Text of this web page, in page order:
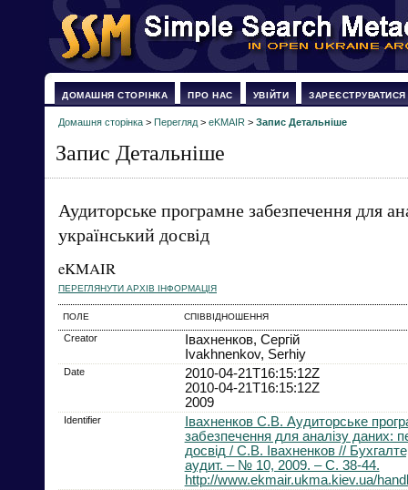
ДОМАШНЯ СТОРІНКА ПРО НАС УВІЙТИ ЗАРЕЄСТРУВАТИСЯ
Домашня сторінка > Перегляд > eKMAIR > Запис Детальніше
Запис Детальніше
Аудиторське програмне забезпечення для
український досвід
eKMAIR
ПЕРЕГЛЯНУТИ АРХІВ ІНФОРМАЦІЯ
ПОЛЕ СПІВВІДНОШЕННЯ
Creator
Івахненков, Сергій
Ivakhnenkov, Serhiy
Date
2010-04-21T16:15:12Z
2010-04-21T16:15:12Z
2009
Identifier
Івахненков С.В. Аудиторське
забезпечення для аналізу даних:
досвід / С.В. Івахненков //
аудит. – № 10, 2009. – С. 38-44.
http://www.ekmair.ukma.kiev.ua/